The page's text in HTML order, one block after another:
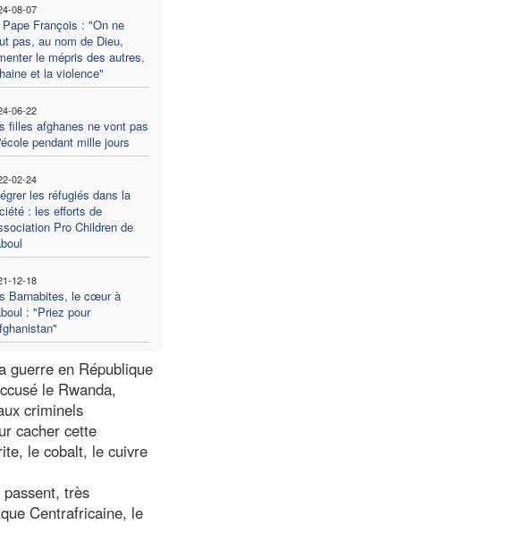
08-07
Pape François : "On ne
pas, au nom de Dieu,
le mépris des autres,
et la violence"
06-22
filles afghanes ne vont pas
pendant mille jours
02-24
les réfugiés dans la
: les efforts de
Pro Children de
12-18
Barnabites, le cœur à
: "Priez pour
guerre en République
le Rwanda,
criminels
cacher cette
le cobalt, le cuivre
très
Centrafricaine, le